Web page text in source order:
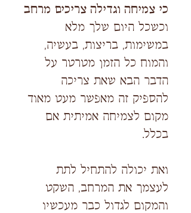
כי צמיחה וגדילה צריכים מרחב
וכשכל היום שלך מלא
במשימות, בריצות, בעשיה,
והמוח כל הזמן מטרטר על
הדבר הבא שאת צריכה
להספיק זה מאפשר מעט מאוד
מקום לצמיחה אמיתית אם
בכלל.
ואת יכולה להתחיל לתת
לעצמך את המרחב, השקט
והמקום לגדול כבר מעכשיו​​